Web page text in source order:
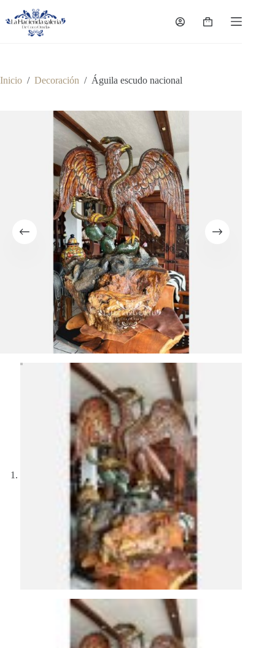
contenido
Carro
Inicio / Decoración / Águila escudo nacional